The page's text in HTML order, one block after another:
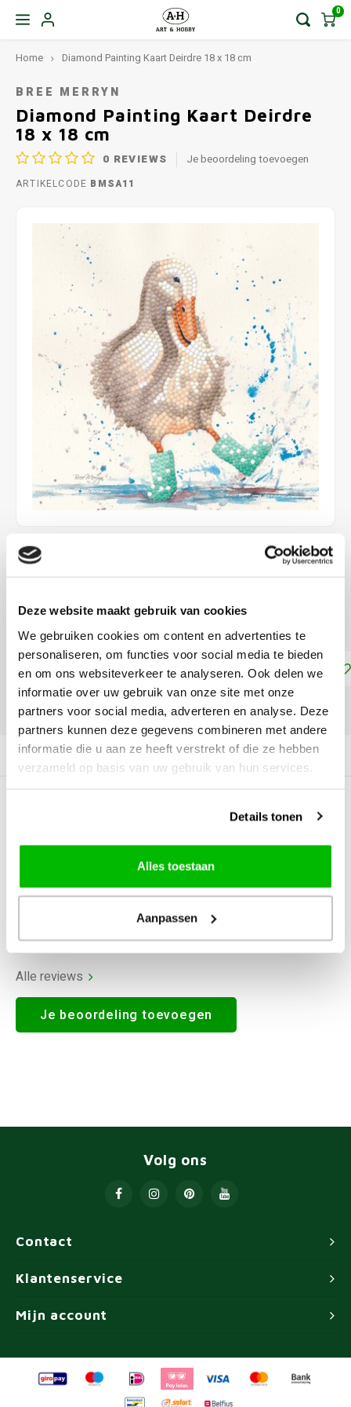
Deze website maakt gebruik van cookies
We gebruiken cookies om content en advertenties te
personaliseren, om functies voor social media te bieden
en om ons websiteverkeer te analyseren. Ook delen we
informatie over uw gebruik van onze site met onze
partners voor social media, adverteren en analyse. Deze
partners kunnen deze gegevens combineren met andere
informatie die u aan ze heeft verstrekt of die ze hebben
verzameld op basis van uw gebruik van hun services.
Details tonen
Alles toestaan
Aanpassen
0
Home Diamond Painting Kaart Deirdre 18 x 18 cm
BREE MERRYN
Diamond Painting Kaart Deirdre
18 x 18 cm
0 REVIEWS Je beoordeling toevoegen
ARTIKELCODE BMSA11
€6,35
ca. 18 x 18 cm incl. envelop
Toevoegen aan winkelwagen
DELEN:
Productomschrijving
0Reviews
Alle reviews
Je beoordeling toevoegen
Contact
Volg ons
Klantenservice
Mijn account